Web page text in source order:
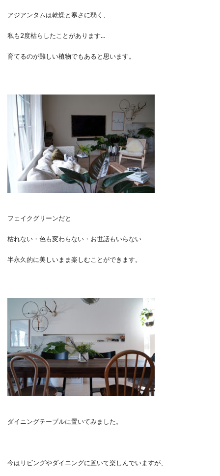
アジアンタムは乾燥と寒さに弱く、
私も2度枯らしたことがあります…
育てるのが難しい植物でもあると思います。
フェイクグリーンだと
枯れない・色も変わらない・お世話もいらない
半永久的に美しいまま楽しむことができます。
ダイニングテーブルに置いてみました。
今はリビングやダイニングに置いて楽しんでいますが、